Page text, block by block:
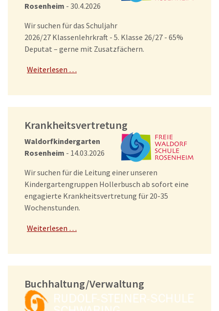
Rosenheim - 30.4.2026
Wir suchen für das Schuljahr
2026/27 Klassenlehrkraft - 5. Klasse 26/27 - 65%
Deputat – gerne mit Zusatzfächern.
Weiterlesen …
Krankheitsvertretung
Waldorfkindergarten
Rosenheim - 14.03.2026
Wir suchen für die Leitung einer unseren
Kindergartengruppen Hollerbusch ab sofort eine
engagierte Krankheitsvertretung für 20-35
Wochenstunden.
Weiterlesen …
Buchhaltung/Verwaltung